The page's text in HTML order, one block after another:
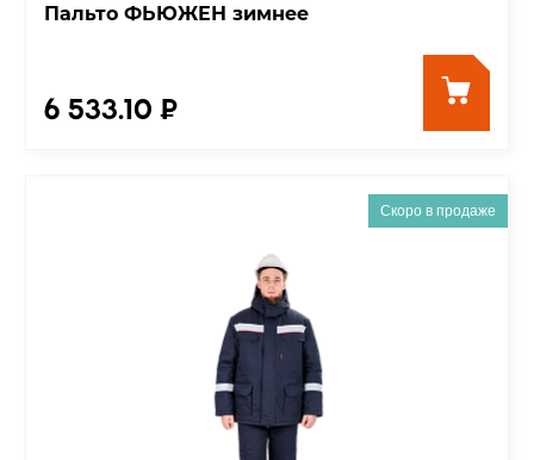
Пальто ФЬЮЖЕН зимнее
6 533.10 ₽
Скоро в продаже